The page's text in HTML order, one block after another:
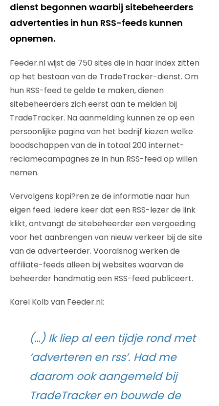
dienst begonnen waarbij sitebeheerders
advertenties in hun RSS-feeds kunnen
opnemen.
Feeder.nl wijst de 750 sites die in haar index zitten
op het bestaan van de TradeTracker-dienst. Om
hun RSS-feed te gelde te maken, dienen
sitebeheerders zich eerst aan te melden bij
TradeTracker. Na aanmelding kunnen ze op een
persoonlijke pagina van het bedrijf kiezen welke
boodschappen van de in totaal 200 internet-
reclamecampagnes ze in hun RSS-feed op willen
nemen.
Vervolgens kopi?ren ze de informatie naar hun
eigen feed. Iedere keer dat een RSS-lezer de link
klikt, ontvangt de sitebeheerder een vergoeding
voor het aanbrengen van nieuw verkeer bij de site
van de adverteerder. Vooralsnog werken de
affiliate-feeds alleen bij websites waarvan de
beheerder handmatig een RSS-feed publiceert.
Karel Kolb van Feeder.nl:
(…) Ik liep al een tijdje rond met
‘adverteren en rss’. Had me
daarom ook aangemeld bij
TradeTracker en bouwde de